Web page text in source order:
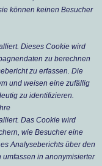
können keinen Besucher
Dieses Cookie wird
zu berechnen
zu erfassen. Die
und weisen eine zufällig
zu identifizieren.
Das Cookie wird
wie Besucher eine
Analyseberichts über den
umfassen in anonymisierter